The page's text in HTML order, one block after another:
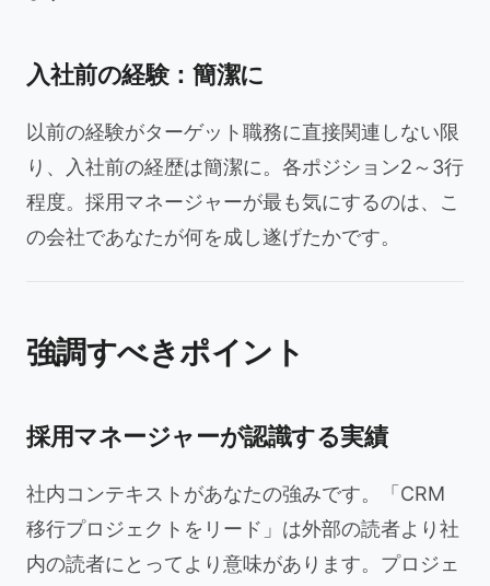
入社前の経験：簡潔に
以前の経験がターゲット職務に直接関連しない限
り、入社前の経歴は簡潔に。各ポジション2～3行
程度。採用マネージャーが最も気にするのは、こ
の会社であなたが何を成し遂げたかです。
強調すべきポイント
採用マネージャーが認識する実績
社内コンテキストがあなたの強みです。「CRM
移行プロジェクトをリード」は外部の読者より社
内の読者にとってより意味があります。プロジェ